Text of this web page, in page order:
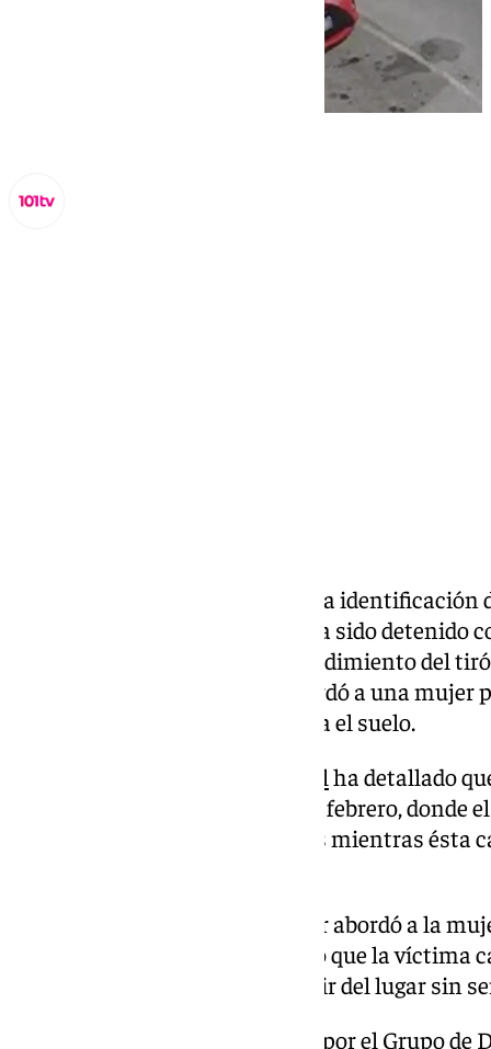
La Policía Nacional ha logrado la identificación
que ha sido detenido
con violencia mediante el procedimiento del
Paz, donde presuntamente abordó a una mujer
lesiones debido a la caída contra el suelo.
Policía Nacionalha detallado
citada barriada de Cádiz el 17 de febrero,
víctima durante varios minutos mientras ésta
De manera repentina, el agresor abordó a la
bolso con violencia, provocando que la víctima
lesionada. El individuo logró huir del lugar sin
La investigación llevada a cabo por el Grupo